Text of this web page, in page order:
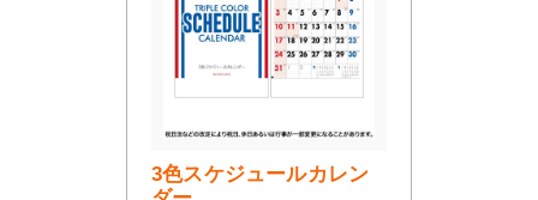
3色スケジュールカレン